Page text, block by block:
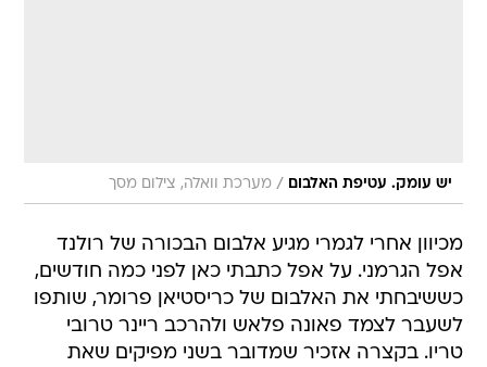
יש עומק. עטיפת האלבום / מערכת וואלה, צילום מסך
מכיוון אחרי לגמרי מגיע אלבום הבכורה של רולנד
אפל הגרמני. על אפל כתבתי כאן לפני כמה חודשים,
כששיבחתי את האלבום של כריסטיאן פרומר, שותפו
לשעבר לצמד פאונה פלאש ולהרכב ריינר טרובי
טריו. בקצרה אזכיר שמדובר בשני מפיקים שאת